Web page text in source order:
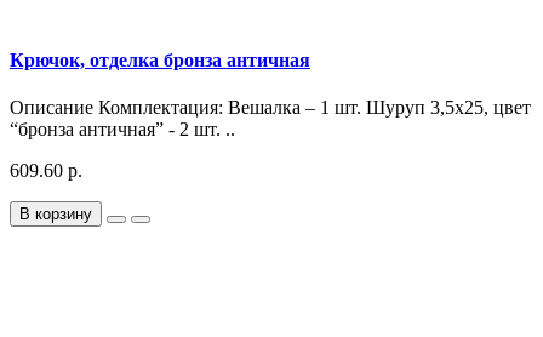
Крючок, отделка бронза античная
Описание Комплектация: Вешалка – 1 шт. Шуруп 3,5х25, цвет
“бронза античная” - 2 шт. ..
609.60 р.
В корзину